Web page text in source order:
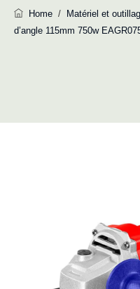
Home / Matériel et
d’angle 115mm 750w